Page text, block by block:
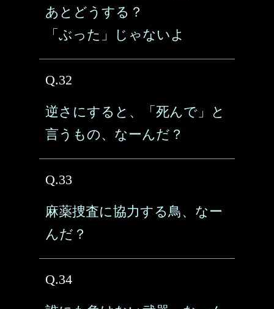
あとどうする？
「ぶった」じゃないよ
Q.32
逆さにすると、「死んで」と
言うもの、なーんだ？
Q.33
麻薬捜査に協力する鳥、なー
んだ？
Q.34